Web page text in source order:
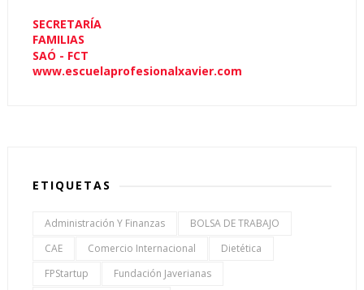
SECRETARÍA
FAMILIAS
SAÓ - FCT
www.escuelaprofesionalxavier.com
ETIQUETAS
Administración Y Finanzas
BOLSA DE TRABAJO
CAE
Comercio Internacional
Dietética
FPStartup
Fundación Javerianas